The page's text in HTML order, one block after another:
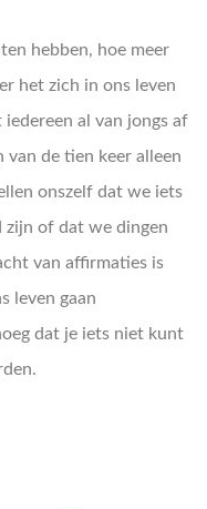
hebben, hoe meer
het zich in ons leven
al van jongs af
van de tien keer alleen
onszelf dat we iets
of dat we dingen
van affirmaties is
leven gaan
dat je iets niet kunt